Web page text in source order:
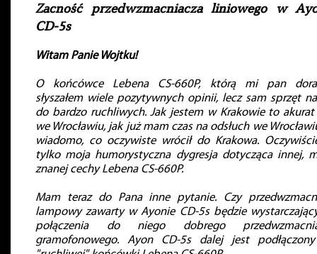
Zacność przedwzmacniacza liniowego w
CD-5s
Witam Panie Wojtku!
O końcówce Lebena CS-660P, którą mi pan
słyszałem wiele pozytywnych opinii, lecz sam sprzęt
do bardzo ruchliwych. Jak jestem w Krakowie to
we Wrocławiu, jak już mam czas na odsłuch we
wiadomo, co oczywiste wrócił do Krakowa.
tylko moja humorystyczna dygresja dotycząca innej,
znanej cechy Lebena CS-660P.
Mam teraz do Pana inne pytanie. Czy
lampowy zawarty w Ayonie CD-5s będzie
połączenia do niego dobrego
gramofonowego. Ayon CD-5s dalej jest